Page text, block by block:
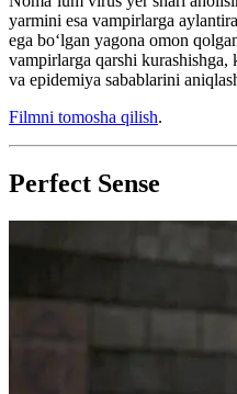
yarmini esa vampirlarga
ega bo‘lgan yagona omon
vampirlarga qarshi kurashishga,
va epidemiya sabablarini
Filmni tomosha qilish.
Perfect Sense